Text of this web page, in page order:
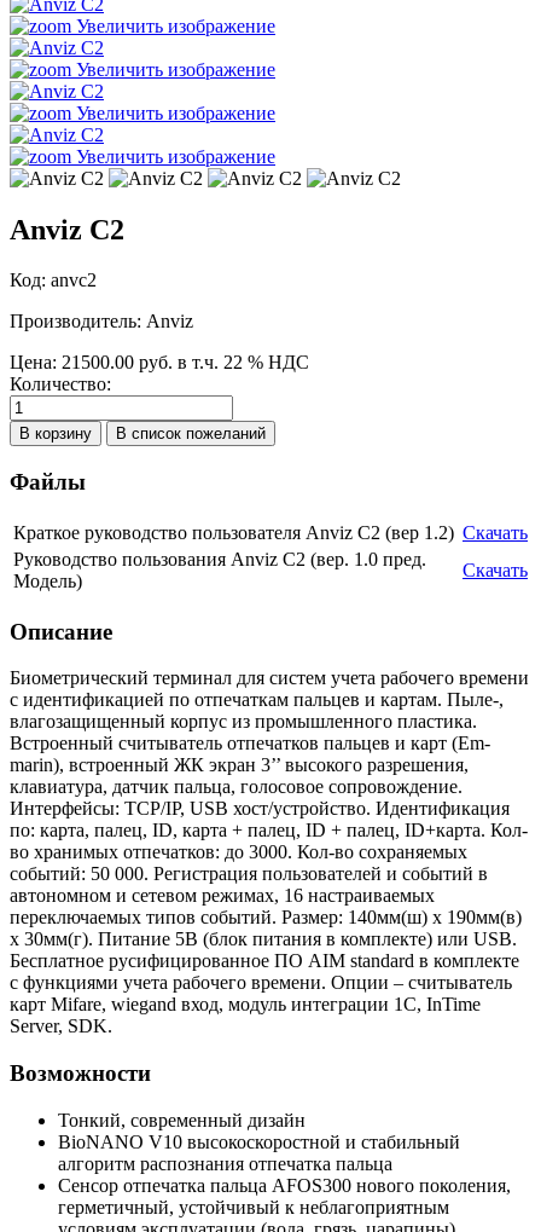
Увеличить изображение
Увеличить изображение
Увеличить изображение
Увеличить изображение
Anviz C2
Код: anvc2
Производитель: Anviz
Цена: 21500.00 руб. в т.ч. 22 % НДС
Количество:
Файлы
Краткое руководство пользователя Anviz C2 (вер 1.2) Скачать
Руководство пользования Anviz C2 (вер. 1.0 пред.
Модель)
Скачать
Описание
Биометрический терминал для систем учета рабочего времени
с идентификацией по отпечаткам пальцев и картам. Пыле-,
влагозащищенный корпус из промышленного пластика.
Встроенный считыватель отпечатков пальцев и карт (Em-
marin), встроенный ЖК экран 3’’ высокого разрешения,
клавиатура, датчик пальца, голосовое сопровождение.
Интерфейсы: TCP/IP, USB хост/устройство. Идентификация
по: карта, палец, ID, карта + палец, ID + палец, ID+карта. Кол-
во хранимых отпечатков: до 3000. Кол-во сохраняемых
событий: 50 000. Регистрация пользователей и событий в
автономном и сетевом режимах, 16 настраиваемых
переключаемых типов событий. Размер: 140мм(ш) x 190мм(в)
x 30мм(г). Питание 5В (блок питания в комплекте) или USB.
Бесплатное русифицированное ПО AIM standard в комплекте
с функциями учета рабочего времени. Опции – считыватель
карт Mifare, wiegand вход, модуль интеграции 1С, InTime
Server, SDK.
Возможности
Тонкий, современный дизайн
BioNANO V10 высокоскоростной и стабильный
алгоритм распознания отпечатка пальца
Сенсор отпечатка пальца AFOS300 нового поколения,
герметичный, устойчивый к неблагоприятным